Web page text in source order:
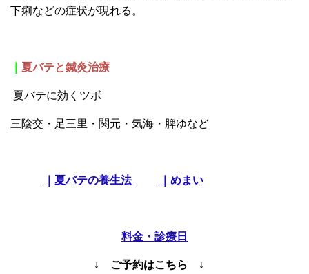
下痢などの症状が現れる。
夏バテと鍼灸治療
夏バテに効くツボ
三陰交・足三里・関元・気海・脾ゆなど
｜夏バテの養生法 めまい
料金・診療日
↓ ご予約はこちら ↓